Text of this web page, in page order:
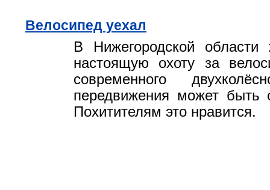
Велосипед уехал
В Нижегородской области
настоящую охоту за
современного
передвижения может быть
Похитителям это нравится.